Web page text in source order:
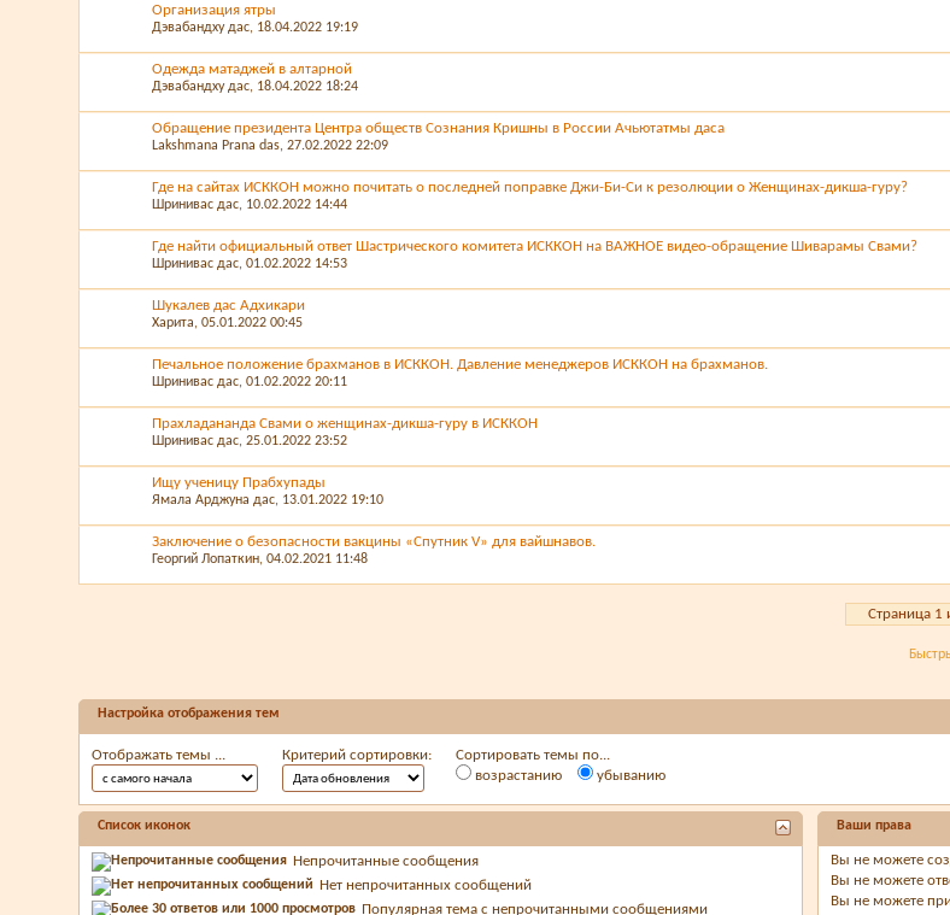
Организация ятры
Дэвабандху дас, 18.04.2022 19:19
Одежда матаджей в алтарной
Дэвабандху дас, 18.04.2022 18:24
Обращение президента Центра обществ Сознания Кришны в России Ачьютатмы даса
Lakshmana Prana das, 27.02.2022 22:09
Где на сайтах ИСККОН можно почитать о последней поправке Джи-Би-Си к резолюции о Женщинах-дикша-гуру?
Шринивас дас, 10.02.2022 14:44
Где найти официальный ответ Шастрического комитета ИСККОН на ВАЖНОЕ видео-обращение Шиварамы Свами?
Шринивас дас, 01.02.2022 14:53
Шукалев дас Адхикари
Харита, 05.01.2022 00:45
Печальное положение брахманов в ИСККОН. Давление менеджеров ИСККОН на брахманов.
Шринивас дас, 01.02.2022 20:11
Прахладананда Свами о женщинах-дикша-гуру в ИСККОН
Шринивас дас, 25.01.2022 23:52
Ищу ученицу Прабхупады
Ямала Арджуна дас, 13.01.2022 19:10
Заключение о безопасности вакцины «Спутник V» для вайшнавов.
Георгий Лопаткин, 04.02.2021 11:48
Страница 1
Настройка отображения тем
Отображать темы ... Критерий сортировки:
Сортировать темы по...
возрастанию
убыванию
Список иконок
Непрочитанные сообщения
Нет непрочитанных сообщений
Популярная тема с непрочитанными сообщениями
Ваши права
Выне можете
Выне можете
Выне можете